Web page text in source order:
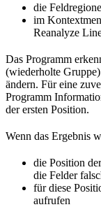
die
im
Reanalyze
Das Programm
(wiederholte
ändern. Für eine
Programm
der ersten Position.
Wenn das Ergebnis
die Position
die Felder
für diese
aufrufen